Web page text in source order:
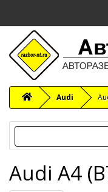
Audi
Audi A4